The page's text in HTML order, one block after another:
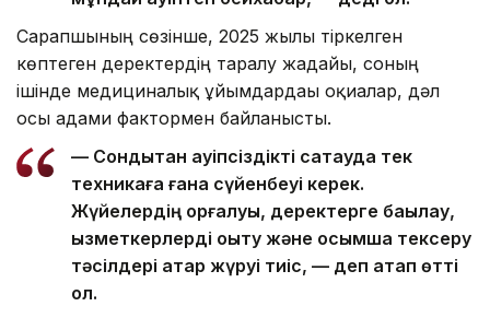
Сарапшының сөзінше, 2025 жылы тіркелген
көптеген деректердің таралу жағдайы, соның
ішінде медициналық ұйымдардағы оқиғалар, дәл
осы адами фактормен байланысты.
— Сондықтан қауіпсіздікті сақтауда тек
техникаға ғана сүйенбеуі керек.
Жүйелердің қорғалуы, деректерге бақылау,
қызметкерлерді оқыту және қосымша тексеру
тәсілдері қатар жүруі тиіс, — деп атап өтті
ол.